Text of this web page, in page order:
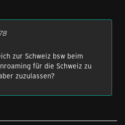
zur Schweiz bsw beim
für die Schweiz zu
zuzulassen?